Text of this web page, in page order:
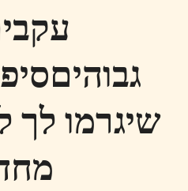
שיגרמו לך